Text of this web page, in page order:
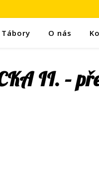
Tábory O nás
II. –